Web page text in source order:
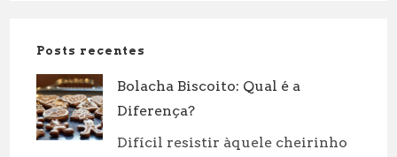
Posts recentes
Bolacha Biscoito: Qual é a
Diferença?
Difícil resistir àquele cheirinho